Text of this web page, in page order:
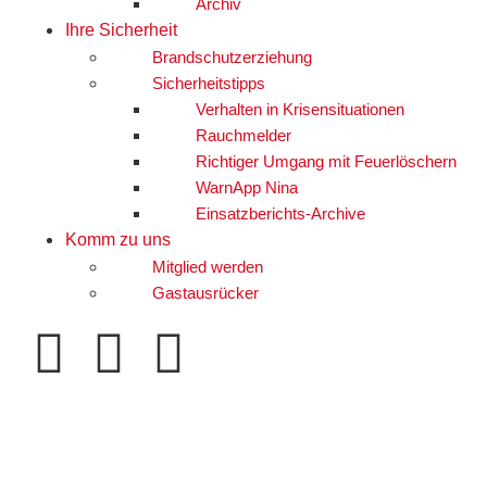
Ihre Sicherheit
Brandschutzerziehung
Sicherheitstipps
Verhalten in Krisensituationen
Rauchmelder
Richtiger Umgang mit Feuerlöschern
WarnApp Nina
Einsatzberichts-Archive
Komm zu uns
Mitglied werden
Gastausrücker